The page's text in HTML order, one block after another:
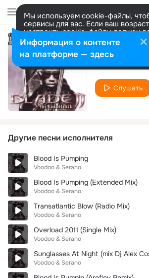
Мы используем cookie-файлы,
сервисы для вас. Если ваш
настроить cookie-файлы должен
представитель. Больше
Разрешить все Настроить
Voodoo &
Слушать
Другие песни исполнителя
Blood Is Pumping
Voodoo & Serano
Blood Is Pumping (Extended Mix)
Voodoo & Serano
Transatlantic Blow (Radio Mix)
Voodoo & Serano
Overload 2011 (Single Mix)
Voodoo & Serano
Sunglasses At Night (mix Dj Alex
Voodoo & Serano
Информация о контенте
на платформе — здесь